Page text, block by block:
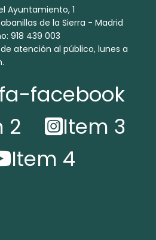
Ayuntamiento, 1
de la Sierra - Madrid
918 439 003
atención al público, lunes a
facebook
2
Item 3
Item 4